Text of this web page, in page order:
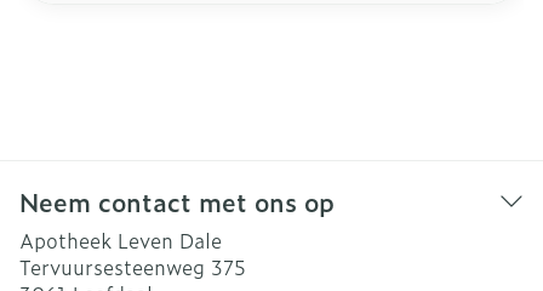
Neem contact met ons op
Apotheek Leven Dale
Tervuursesteenweg 375